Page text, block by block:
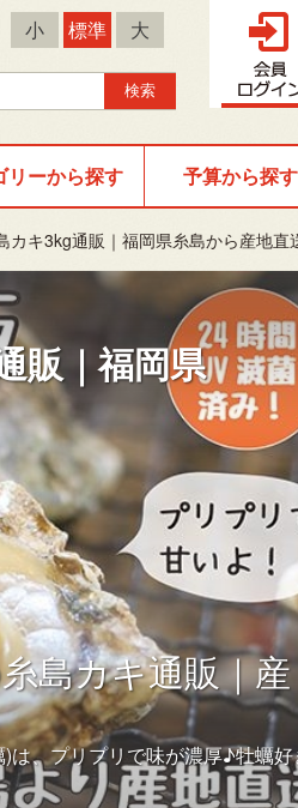
小 標準 大
リーから探す 予算から探す
カキ3kg通販｜福岡県糸島から産地直
島カキ通販｜産
は、プリプリで味が濃厚♪牡蠣好
販｜福岡県